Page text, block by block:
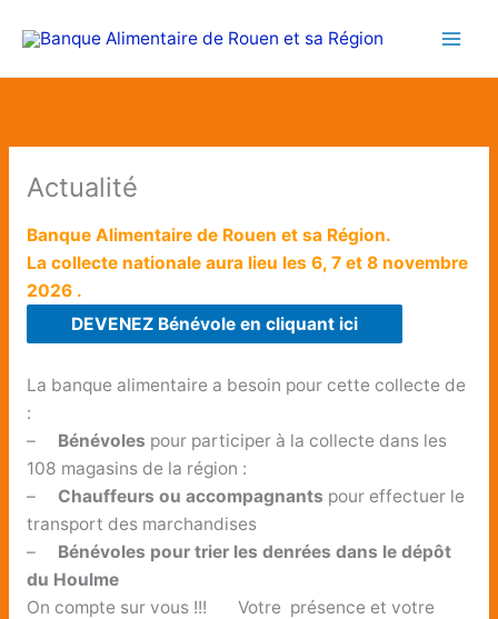
Actualité
Banque Alimentaire de Rouen et sa Région.
La collecte nationale aura lieu les 6, 7 et 8 novembre
2026 .
DEVENEZ Bénévole en cliquant ici
La banque alimentaire a besoin pour cette collecte de
:
– Bénévoles pour participer à la collecte dans les
108 magasins de la région :
–
Chauffeurs ou accompagnants pour effectuer le
transport des marchandises
–
Bénévoles pour trier les denrées dans le dépôt
du Houlme
On compte sur vous !!! Votre présence et votre